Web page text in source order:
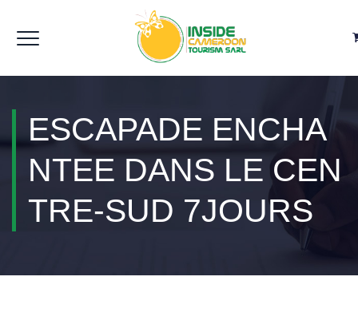
ESCAPADE ENCHA
NTEE DANS LE CEN
TRE-SUD 7JOURS